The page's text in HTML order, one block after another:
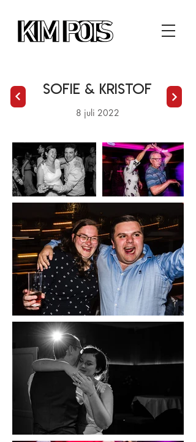
Sofie & Kristof
8 juli 2022